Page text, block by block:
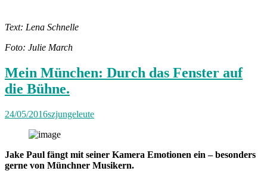
Text: Lena Schnelle
Foto: Julie March
Mein München: Durch das Fenster auf
die Bühne.
24/05/2016szjungeleute
Jake Paul fängt mit seiner Kamera Emotionen ein – besonders
gerne von Münchner Musikern.